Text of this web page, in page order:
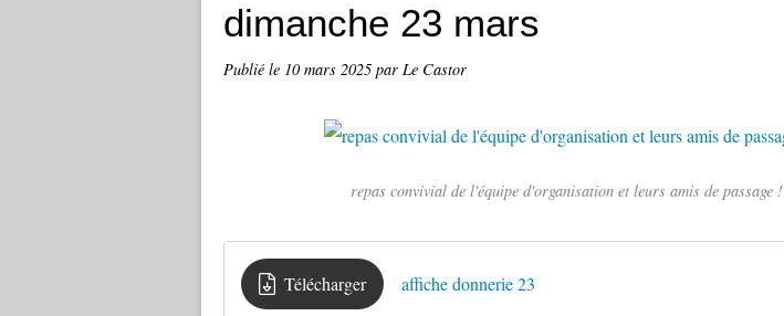
dimanche 23 mars
Publié le 10 mars 2025 par Le Castor
repas convivial de l'équipe d'organisation et leurs amis de passage !
Télécharger affiche donnerie 23